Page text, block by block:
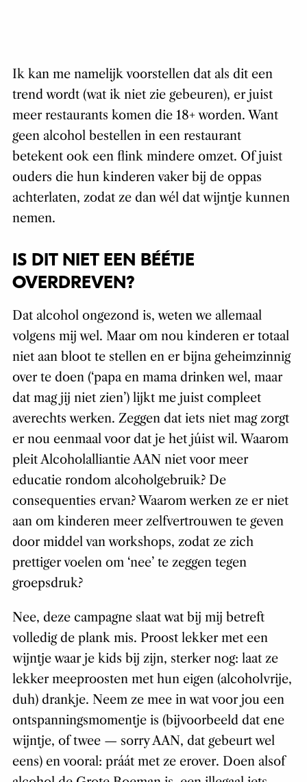
Ik kan me namelijk voorstellen dat als dit een
trend wordt (wat ik niet zie gebeuren), er juist
meer restaurants komen die 18+ worden. Want
geen alcohol bestellen in een restaurant
betekent ook een flink mindere omzet. Of juist
ouders die hun kinderen vaker bij de oppas
achterlaten, zodat ze dan wél dat wijntje kunnen
nemen.
IS DIT NIET EEN BÉÉTJE
OVERDREVEN?
Dat alcohol ongezond is, weten we allemaal
volgens mij wel. Maar om nou kinderen er totaal
niet aan bloot te stellen en er bijna geheimzinnig
over te doen (‘papa en mama drinken wel, maar
dat mag jij niet zien’) lijkt me juist compleet
averechts werken. Zeggen dat iets niet mag zorgt
er nou eenmaal voor dat je het júist wil. Waarom
pleit Alcoholalliantie AAN niet voor meer
educatie rondom alcoholgebruik? De
consequenties ervan? Waarom werken ze er niet
aan om kinderen meer zelfvertrouwen te geven
door middel van workshops, zodat ze zich
prettiger voelen om ‘nee’ te zeggen tegen
groepsdruk?
Nee, deze campagne slaat wat bij mij betreft
volledig de plank mis. Proost lekker met een
wijntje waar je kids bij zijn, sterker nog: laat ze
lekker meeproosten met hun eigen (alcoholvrije,
duh) drankje. Neem ze mee in wat voor jou een
ontspanningsmomentje is (bijvoorbeeld dat ene
wijntje, of twee — sorry AAN, dat gebeurt wel
eens) en vooral: práát met ze erover. Doen alsof